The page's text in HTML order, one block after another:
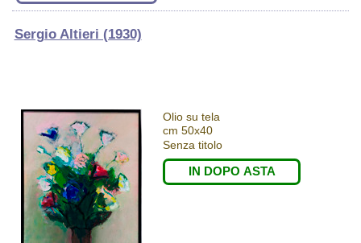
Sergio Altieri (1930)
Olio su tela
cm 50x40
Senza titolo
IN DOPO ASTA